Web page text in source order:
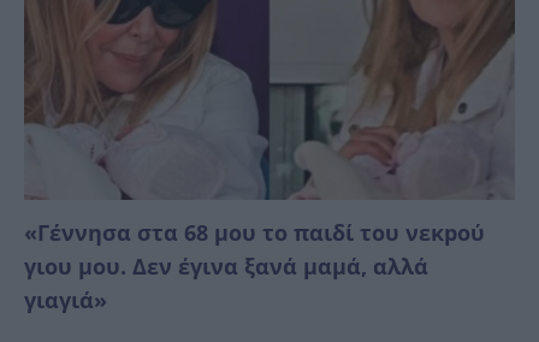
«Γέννησα στα 68 μου το παιδί του νεκpού
γιου μου. Δεν έγινα ξανά μαμά, αλλά
γιαγιά»